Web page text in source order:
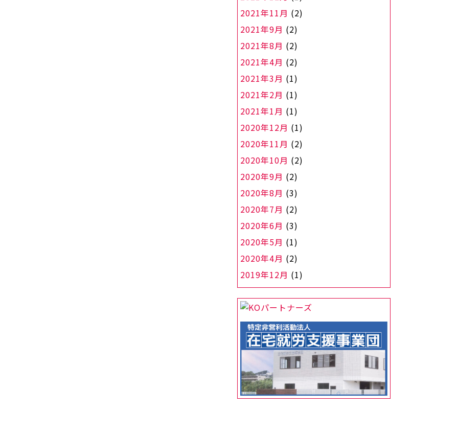
2021年11月 (2)
2021年9月 (2)
2021年8月 (2)
2021年4月 (2)
2021年3月 (1)
2021年2月 (1)
2021年1月 (1)
2020年12月 (1)
2020年11月 (2)
2020年10月 (2)
2020年9月 (2)
2020年8月 (3)
2020年7月 (2)
2020年6月 (3)
2020年5月 (1)
2020年4月 (2)
2019年12月 (1)